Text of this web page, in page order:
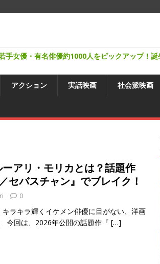
手女優・有名俳優約1000人をピックアップ！
アクション 実話映画 社会派映画
アリ・モリカとは？話題作
セバスチャン』でブレイク！
0
ラキラ輝くイケメン俳優に目がない、洋画
今回は、2026年公開の話題作『 […]